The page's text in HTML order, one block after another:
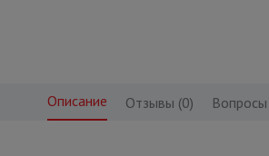
Описание Отзывы (0)